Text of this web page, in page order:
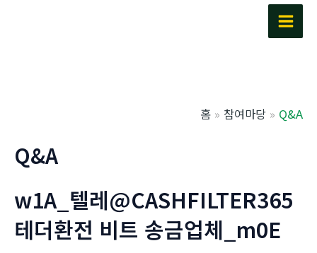
Main
홈 참여마당 Q&A
Q&A
w1A_텔레@CASHFILTER365
테더환전 비트 송금업체_m0E